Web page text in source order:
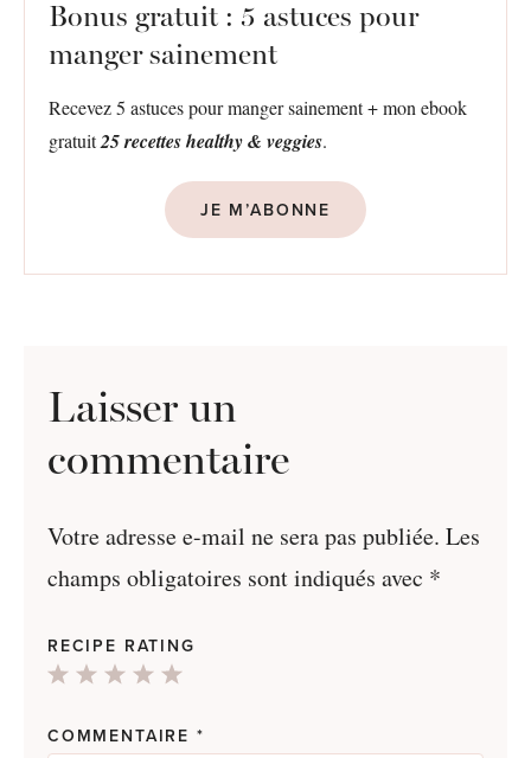
Bonus gratuit : 5 astuces pour
manger sainement
Recevez 5 astuces pour manger sainement + mon ebook
gratuit25 recettes healthy & veggies.
JE M’ABONNE
Laisser un
commentaire
Votre adresse e-mail ne sera pas publiée. Les
champs obligatoires sont indiqués avec *
RECIPE RATING
4
3
2
1
COMMENTAIRE *